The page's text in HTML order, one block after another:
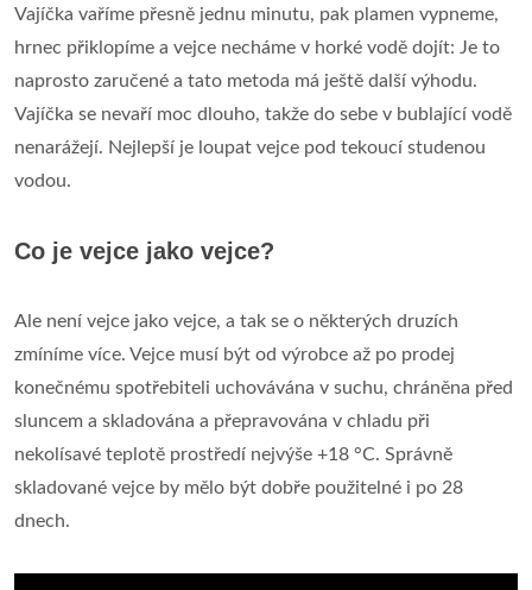
Vajíčka vaříme přesně jednu minutu, pak plamen vypneme,
hrnec přiklopíme a vejce necháme v horké vodě dojít: Je to
naprosto zaručené a tato metoda má ještě další výhodu.
Vajíčka se nevaří moc dlouho, takže do sebe v bublající vodě
nenarážejí. Nejlepší je loupat vejce pod tekoucí studenou
vodou.
Co je vejce jako vejce?
Ale není vejce jako vejce, a tak se o některých druzích
zmíníme více. Vejce musí být od výrobce až po prodej
konečnému spotřebiteli uchovávána v suchu, chráněna před
sluncem a skladována a přepravována v chladu při
nekolísavé teplotě prostředí nejvýše +18 °C. Správně
skladované vejce by mělo být dobře použitelné i po 28
dnech.